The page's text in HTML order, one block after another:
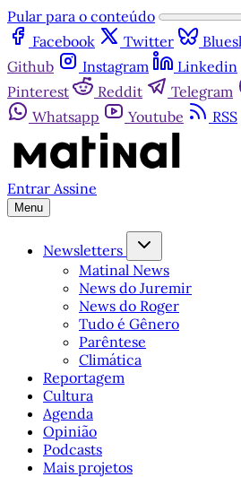
Pular para o conteúdo
Facebook
Twitter
Github
Instagram Linkedin
Pinterest
Reddit Telegram
Whatsapp
Youtube RSS
Entrar Assine
Menu
Newsletters
Matinal News
News do Juremir
News do Roger
Tudo é Gênero
Parêntese
Climática
Reportagem
Cultura
Agenda
Opinião
Podcasts
Mais projetos